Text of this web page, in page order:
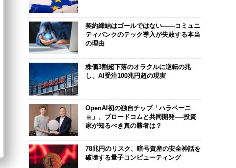
契約締結はゴールではない――コミュニ
ティバンクのテック導入が失敗する本当
の理由
株価3割超下落のオラクルに逆転の兆
し、AI受注100兆円超の現実
OpenAI初の独自チップ「ハラペーニ
ョ」、ブロードコムと共同開発──投資
家が知るべき真の勝者は？
78兆円のリスク、暗号資産の安全神話を
破壊する量子コンピューティング